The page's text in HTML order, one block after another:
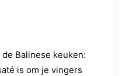
Balinese keuken:
is om je vingers